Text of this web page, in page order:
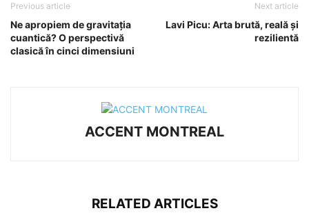
Previous article
Ne apropiem de gravitația
cuantică? O perspectivă
clasică în cinci dimensiuni
Next article
Lavi Picu: Arta brută, reală și
rezilientă
ACCENT MONTREAL
RELATED ARTICLES